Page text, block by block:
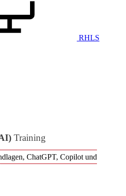
RHLS
Training
ChatGPT, Copilot und